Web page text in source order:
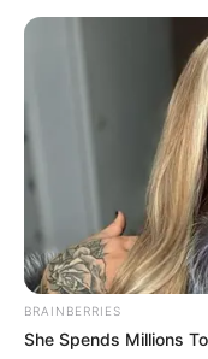
BRAINBERRIES
She Spends Millions